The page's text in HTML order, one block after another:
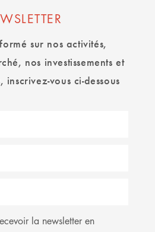
sur nos activités,
nos investissements et
inscrivez-vous ci-dessous
la newsletter en